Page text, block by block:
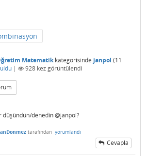
Matematikkategorisinde janpol (11
| 928 kez görüntülendi
düşündün/denedin @janpol?
tarafından yorumlandı
Cevapla